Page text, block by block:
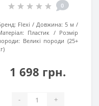
0
Flexi Довжина: 5 м
Пластик
Розмір
Великі породи (25+
1 698 грн.
- +